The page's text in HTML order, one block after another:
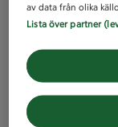
av data från olika
Lista över partner